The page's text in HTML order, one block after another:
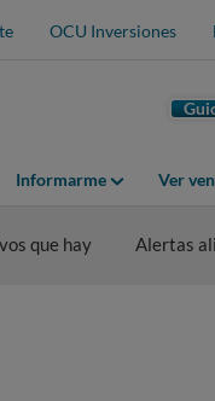
OCU Inversiones
Informarme Ver
que hay Alertas